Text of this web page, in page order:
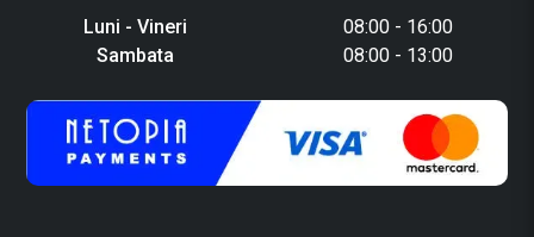
Luni - Vineri
08:00 - 16:00
Sambata
08:00 - 13:00